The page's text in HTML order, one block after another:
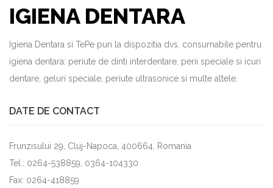
IGIENA DENTARA
Igiena Dentara si TePe pun la dispozitia dvs. consumabile pentru
igiena dentara: periute de dinti interdentare, perii speciale si icuri
dentare, geluri speciale, periute ultrasonice si multe altele.
DATE DE CONTACT
Frunzisului 29, Cluj-Napoca, 400664, Romania
Tel.: 0264-538859, 0364-104330
Fax: 0264-418859